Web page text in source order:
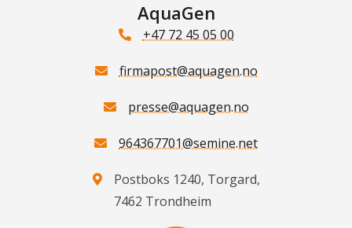
AquaGen
+47 72 45 05 00
firmapost@aquagen.no
presse@aquagen.no
964367701@semine.net
Postboks 1240, Torgard,
7462 Trondheim